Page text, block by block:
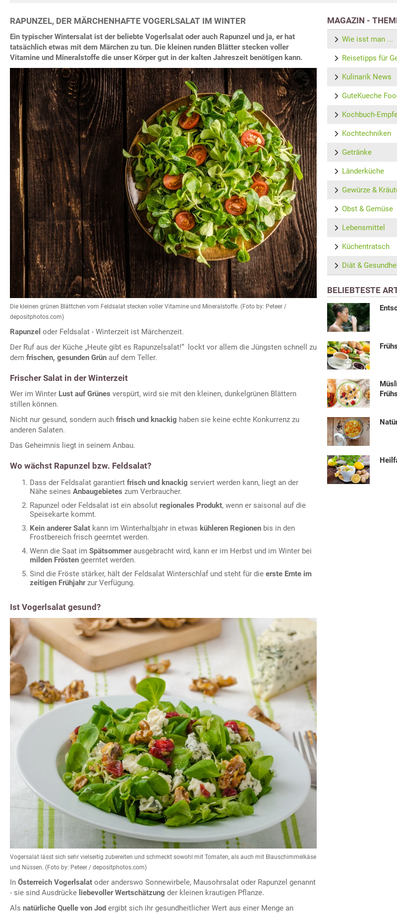
RAPUNZEL, DER MÄRCHENHAFTE VOGERLSALAT IM WINTER
Ein typischer Wintersalat ist der beliebte Vogerlsalat oder auch Rapunzel und ja, er hat
tatsächlich etwas mit dem Märchen zu tun. Die kleinen runden Blätter stecken voller
Vitamine und Mineralstoffe die unser Körper gut in der kalten Jahreszeit benötigen kann.
Die kleinen grünen Blättchen vom Feldsalat stecken voller Vitamine und Mineralstoffe. (Foto by: Peteer /
depositphotos.com)
Rapunzel oder Feldsalat - Winterzeit ist Märchenzeit.
Der Ruf aus der Küche „Heute gibt es Rapunzelsalat!“ lockt vor allem die Jüngsten schnell zu
dem frischen, gesunden Grün auf dem Teller.
Frischer Salat in der Winterzeit
Wer im Winter Lust auf Grünes verspürt, wird sie mit den kleinen, dunkelgrünen Blättern
stillen können.
Nicht nur gesund, sondern auch frisch und knackig haben sie keine echte Konkurrenz zu
anderen Salaten.
Das Geheimnis liegt in seinem Anbau.
Wo wächst Rapunzel bzw. Feldsalat?
Dass der Feldsalat garantiert frisch und knackig serviert werden kann, liegt an der
Nähe seines Anbaugebietes zum Verbraucher.
Rapunzel oder Feldsalat ist ein absolut regionales Produkt, wenn er saisonal auf die
Speisekarte kommt.
Kein anderer Salat kann im Winterhalbjahr in etwas kühleren Regionen bis in den
Frostbereich frisch geerntet werden.
Wenn die Saat im Spätsommerausgebracht wird, kann er im Herbst und im Winter bei
milden Frösten geerntet werden.
Sind die Fröste stärker, hält der Feldsalat Winterschlaf und steht für die erste Ernte im
zeitigen Frühjahrzur Verfügung.
Ist Vogerlsalat gesund?
Vogersalat lässt sich sehr vielseitig zubereiten und schmeckt sowohl mit Tomaten, als auch mit Blauschimmelkäse
und Nüssen. (Foto by: Peteer / depositphotos.com)
In Österreich Vogerlsalat oder anderswo Sonnewirbele, Mausohrsalat oder Rapunzel genannt
- sie sind Ausdrücke liebevoller Wertschätzung der kleinen krautigen Pflanze.
Als natürliche Quelle von Jod ergibt sich ihr gesundheitlicher Wert aus einer Menge an
MAGAZIN -
Wie isst man ...
Reisetipps für
Kulinarik News
GuteKueche
Kochbuch-
Kochtechniken
Getränke
Länderküche
Gewürze &
Obst & Gemüse
Lebensmittel
Küchentratsch
Diät &
BELIEBTESTE